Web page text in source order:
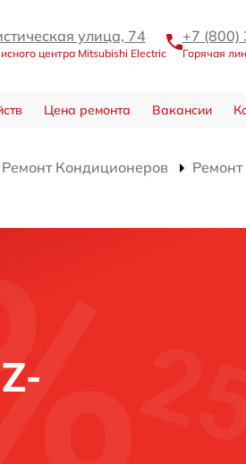
улица, 74
центра Mitsubishi Electric
+7
Горячая
Цена ремонта Вакансии
Ремонт Кондиционеров